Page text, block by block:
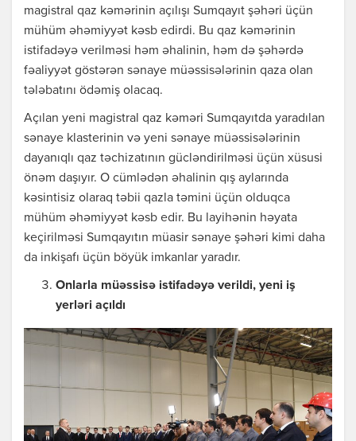
magistral qaz kəmərinin açılışı Sumqayıt şəhəri üçün
mühüm əhəmiyyət kəsb edirdi. Bu qaz kəmərinin
istifadəyə verilməsi həm əhalinin, həm də şəhərdə
fəaliyyət göstərən sənaye müəssisələrinin qaza olan
tələbatını ödəmiş olacaq.
Açılan yeni magistral qaz kəməri Sumqayıtda yaradılan
sənaye klasterinin və yeni sənaye müəssisələrinin
dayanıqlı qaz təchizatının gücləndirilməsi üçün xüsusi
önəm daşıyır. O cümlədən əhalinin qış aylarında
kəsintisiz olaraq təbii qazla təmini üçün olduqca
mühüm əhəmiyyət kəsb edir. Bu layihənin həyata
keçirilməsi Sumqayıtın müasir sənaye şəhəri kimi daha
da inkişafı üçün böyük imkanlar yaradır.
Onlarla müəssisə istifadəyə verildi, yeni iş
yerləri açıldı